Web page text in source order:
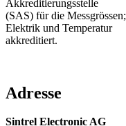
Akkreditierungsstelle
(SAS) für die Messgrössen;
Elektrik und Temperatur
akkreditiert.
Adresse
Sintrel Electronic AG